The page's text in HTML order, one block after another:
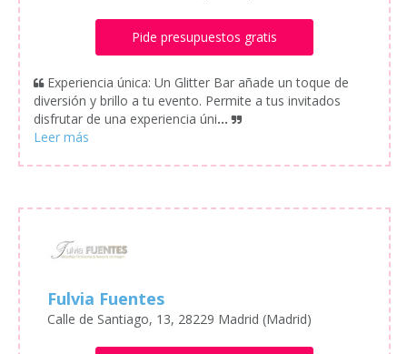
Pide presupuestos gratis
Experiencia única: Un Glitter Bar añade un toque de
diversión y brillo a tu evento. Permite a tus invitados
disfrutar de una experiencia úni...
Fulvia Fuentes
Calle de Santiago, 13, 28229 Madrid (Madrid)